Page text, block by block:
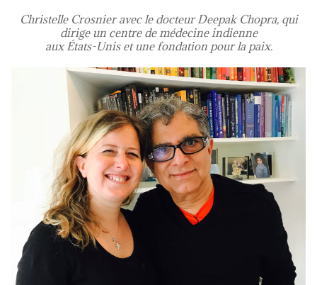
Christelle Crosnier avec le docteur Deepak Chopra, qui
dirige un centre de médecine indienne
aux États-Unis et une fondation pour la paix.